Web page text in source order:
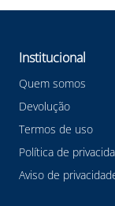
Institucional
Quem somos
Devolução
Termos de uso
Política de
Aviso de